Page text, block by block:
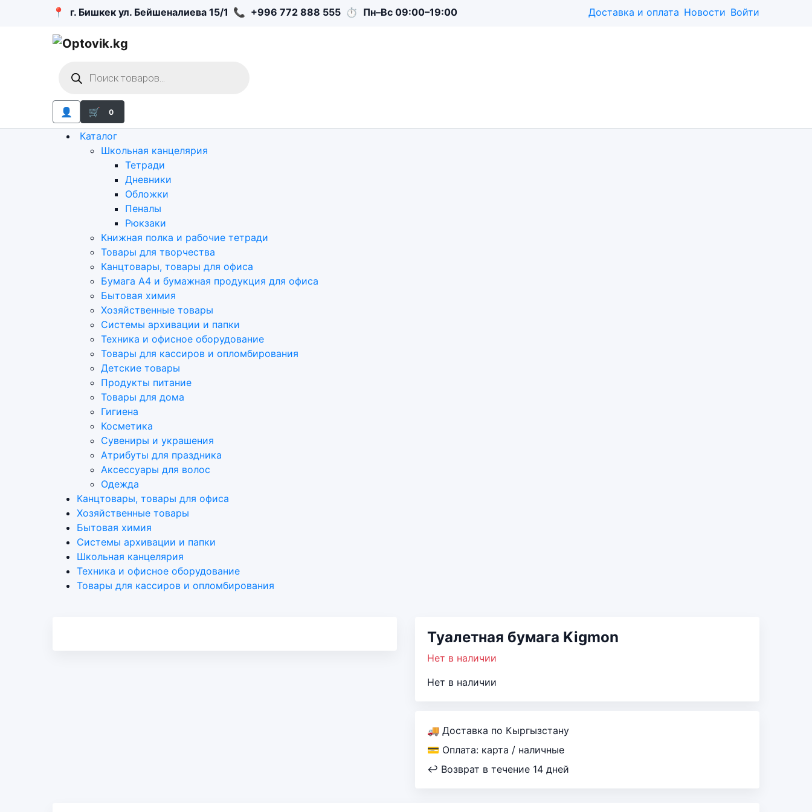
📍 г. Бишкек ул. Бейшеналиева 15/1 📞 +996 772 888 555 ⏱ Пн–Вс 09:00–19:00 Доставка и оплата Новости Войти
товаров
👤 🛒 0
Каталог
Школьная канцелярия
Тетради
Дневники
Обложки
Пеналы
Рюкзаки
Книжная полка и рабочие тетради
Товары для творчества
Канцтовары, товары для офиса
Бумага А4 и бумажная продукция для офиса
Бытовая химия
Хозяйственные товары
Системы архивации и папки
Техника и офисное оборудование
Товары для кассиров и опломбирования
Детские товары
Продукты питание
Товары для дома
Гигиена
Косметика
Сувениры и украшения
Атрибуты для праздника
Аксеcсуары для волос
Одежда
Канцтовары, товары для офиса
Хозяйственные товары
Бытовая химия
Системы архивации и папки
Школьная канцелярия
Техника и офисное оборудование
Товары для кассиров и опломбирования
Туалетная бумага Kigmon
Нет в наличии
Нет в наличии
🚚 Доставка по Кыргызстану
💳 Оплата: карта / наличные
↩ Возврат в течение 14 дней